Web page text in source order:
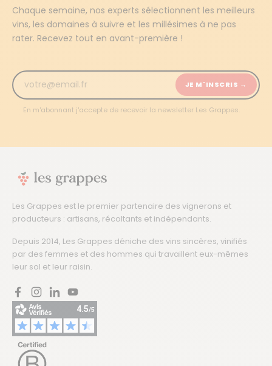
Chaque semaine, nos experts sélectionnent les meilleurs
vins, les domaines à suivre et les millésimes à ne pas
rater. Recevez tout en avant-première !
JE M'INSCRIS →
En m'abonnant j'accepte de recevoir la newsletter Les Grappes.
Les Grappes est le premier partenaire des vignerons et
producteurs : artisans, récoltants et indépendants.
Depuis 2014, Les Grappes déniche des vins sincères, vinifiés
par des femmes et des hommes qui travaillent eux-mêmes
leur sol et leur raisin.
FacebookInstagram
LinkedInYouTube